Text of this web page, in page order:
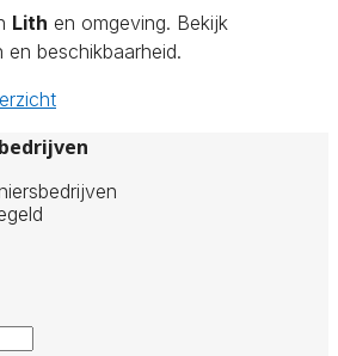
Lith en omgeving. Bekijk
beschikbaarheid.